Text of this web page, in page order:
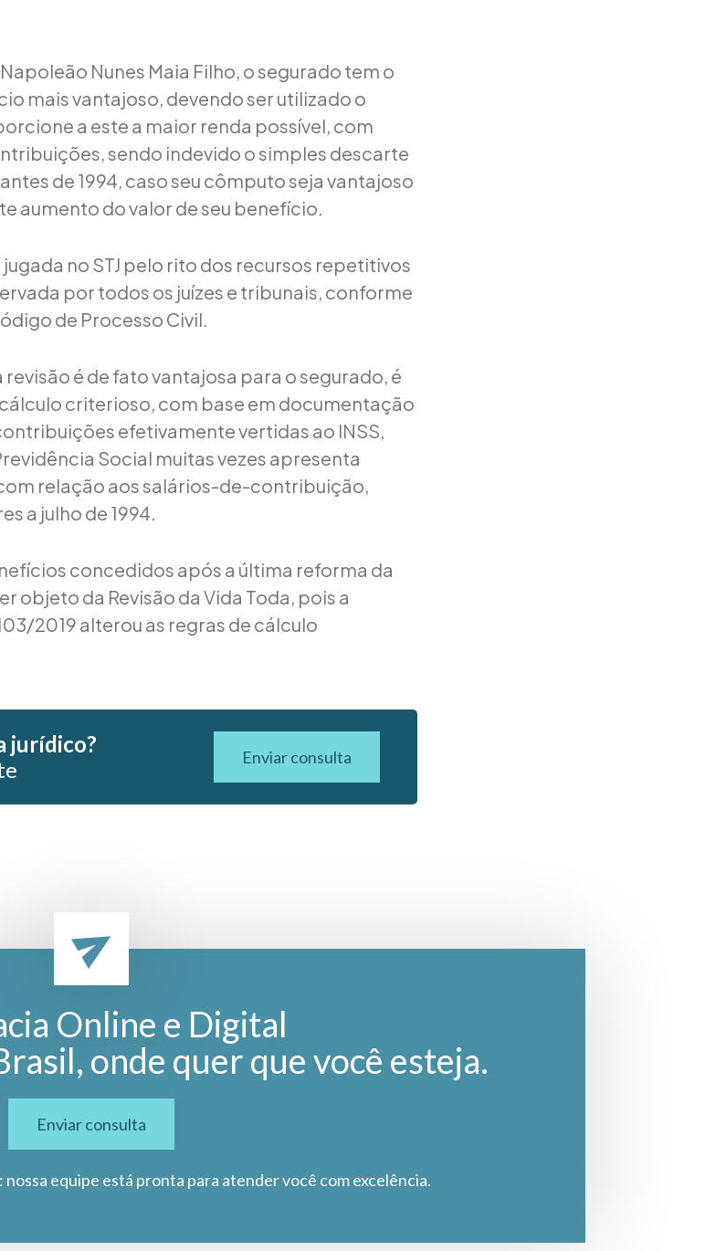
Nunes Maia Filho, o segurado tem o
mais vantajoso, devendo ser utilizado o
a este a maior renda possível, com
sendo indevido o simples descarte
de 1994, caso seu cômputo seja vantajoso
aumento do valor de seu benefício.
no STJ pelo rito dos recursos repetitivos
por todos os juízes e tribunais, conforme
de Processo Civil.
é de fato vantajosa para o segurado, é
criterioso, com base em documentação
efetivamente vertidas ao INSS,
Social muitas vezes apresenta
relação aos salários-de-contribuição,
a julho de 1994.
concedidos após a última reforma da
objeto da Revisão da Vida Toda, pois a
2019 alterou as regras de cálculo
jurídico?
Enviar consulta
Online e Digital
onde quer que você esteja.
Enviar consulta
equipe está pronta para atender você com excelência.